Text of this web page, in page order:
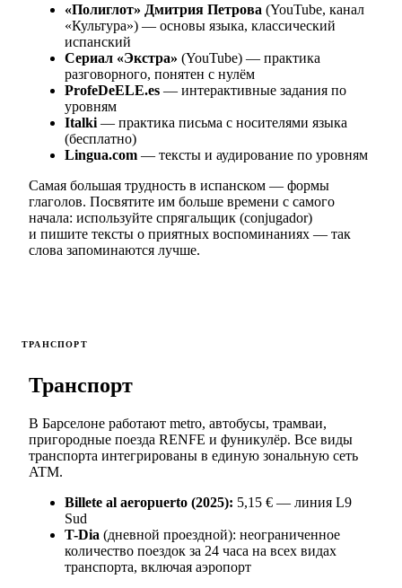
«Полиглот» Дмитрия Петрова (YouTube, канал
«Культура») — основы языка, классический
испанский
Сериал «Экстра» (YouTube) — практика
разговорного, понятен с нулём
ProfeDeELE.es — интерактивные задания по
уровням
Italki — практика письма с носителями языка
(бесплатно)
Lingua.com — тексты и аудирование по уровням
Самая большая трудность в испанском — формы
глаголов. Посвятите им больше времени с самого
начала: используйте спрягальщик (conjugador)
и пишите тексты о приятных воспоминаниях — так
слова запоминаются лучше.
ТРАНСПОРТ
Транспорт
В Барселоне работают metro, автобусы, трамваи,
пригородные поезда RENFE и фуникулёр. Все виды
транспорта интегрированы в единую зональную сеть
ATM.
Billete al aeropuerto (2025): 5,15 € — линия L9
Sud
T-Dia (дневной проездной): неограниченное
количество поездок за 24 часа на всех видах
транспорта, включая аэропорт